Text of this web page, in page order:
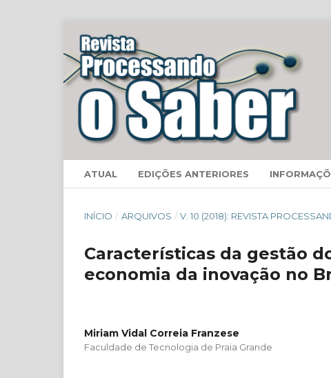
ATUAL EDIÇÕES ANTERIORES
INÍCIO / ARQUIVOS / V. 10 (2018): REVISTA
Características da gestão
economia da inovação no
Miriam Vidal Correia Franzese
Faculdade de Tecnologia de Praia Grande